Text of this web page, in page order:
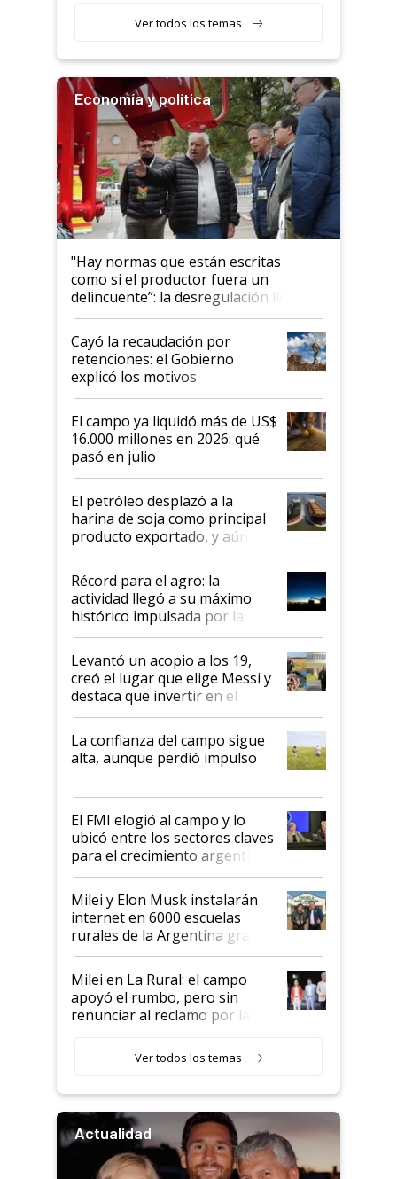
Ver todos los temas
Economía y política
"Hay normas que están escritas
como si el productor fuera un
delincuente”: la desregulación llegó
al Congreso Aapresid y hasta se
habló del financiamiento al IPCVA
Cayó la recaudación por
retenciones: el Gobierno
explicó los motivos
El campo ya liquidó más de US$
16.000 millones en 2026: qué
pasó en julio
El petróleo desplazó a la
harina de soja como principal
producto exportado, y aún así
el agro aportó casi seis de cada
diez dólares y sostuvo el
liderazgo en un semestre
récord
Récord para el agro: la
actividad llegó a su máximo
histórico impulsada por la
cosecha y las exportaciones
Levantó un acopio a los 19,
creó el lugar que elige Messi y
destaca que invertir en el
kirchnerismo era como "darle
plata a un hijo para droga":
Juan Félix Rossetti, el libertario
que de una dura crisis salió
de Milei
La confianza del campo sigue
alta, aunque perdió impulso
El FMI elogió al campo y lo
ubicó entre los sectores claves
para el crecimiento argentino
Milei y Elon Musk instalarán
internet en 6000 escuelas
rurales de la Argentina gracias
a un acuerdo con Starlink
Milei en La Rural: el campo
apoyó el rumbo, pero sin
renunciar al reclamo por las
Ver todos los temas
Actualidad